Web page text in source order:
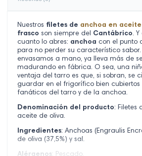
Nuestros filetes de anchoa en
frasco son siempre del Cantábrico. Y
cuanto lo abres: anchoa con el punto
para no perder su característico
envasamos a mano, ya lleva más de
madurando en fábrica. O sea, una
ventaja del tarro es que, si sobran, se
guardar en el frigorífico bien cubiertos
fanáticos del tarro y de la anchoa.
Denominación del producto: Filetes
aceite de oliva.
Ingredientes: Anchoas (Engraulis
de oliva (37,5%) y sal.
Alérgenos: Pescado.